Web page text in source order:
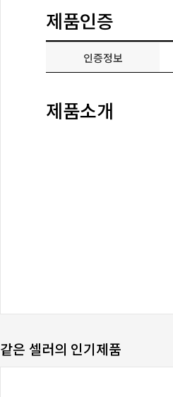
제품인증
인증정보
제품소개
같은 셀러의 인기제품